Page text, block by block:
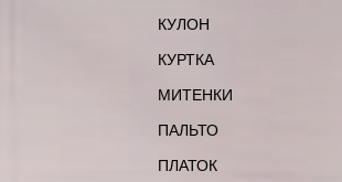
КУЛОН
КУРТКА
МИТЕНКИ
ПАЛЬТО
ПЛАТОК